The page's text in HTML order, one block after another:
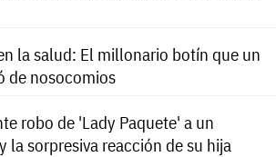
la salud: El millonario botín que un
de nosocomios
robo de 'Lady Paquete' a un
la sorpresiva reacción de su hija